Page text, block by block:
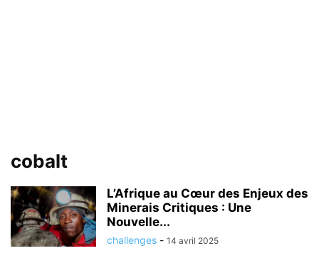
cobalt
L’Afrique au Cœur des Enjeux des
Minerais Critiques : Une
Nouvelle...
challenges - 14 avril 2025